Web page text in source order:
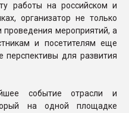
работы на российском и
организатор не только
проведения мероприятий, а
и посетителям еще
для развития
событие отрасли и
на одной площадке